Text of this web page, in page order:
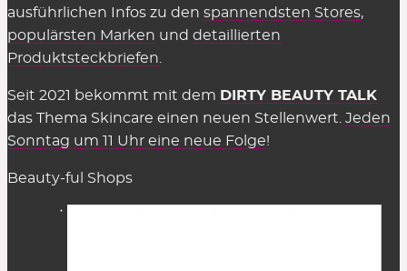
ausführlichen Infos zu den spannendsten Stores,
populärsten Marken und detaillierten
Produktsteckbriefen
Seit 2021 bekommt mit dem DIRTY BEAUTY TALK
das Thema Skincare einen neuen Stellenwert. Jeden
Sonntag um 11 Uhr eine neue Folge!
Beauty-ful Shops